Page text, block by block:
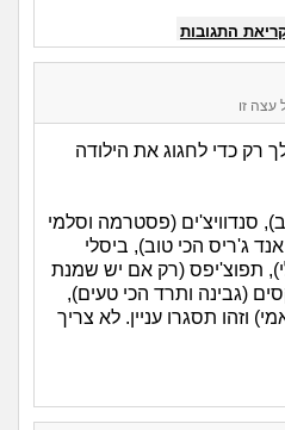
התגובות
עצה זו
רק כדי לחגוג את הילודה
סנדוויצ'ים (פסטרמה וסלמי
ג'ריס הכי טוב), ביסלי
תפוצ'יפס (רק אם יש שמנת
(גבינה ותרד הכי טעים),
וזהו תסגרו עניין. לא צריך